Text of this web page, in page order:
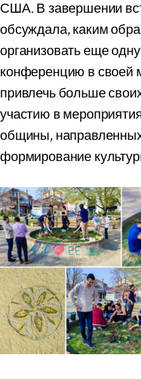
США. В завершении
обсуждала, каким
организовать еще
конференцию в своей
привлечь больше
участию в
общины,
формирование